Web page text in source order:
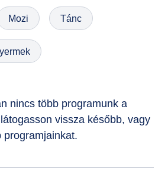
Mozi Tánc
nincs több programunk a
vissza később, vagy
programjainkat.